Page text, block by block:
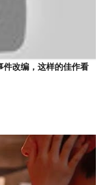
件改编，这样的佳作看